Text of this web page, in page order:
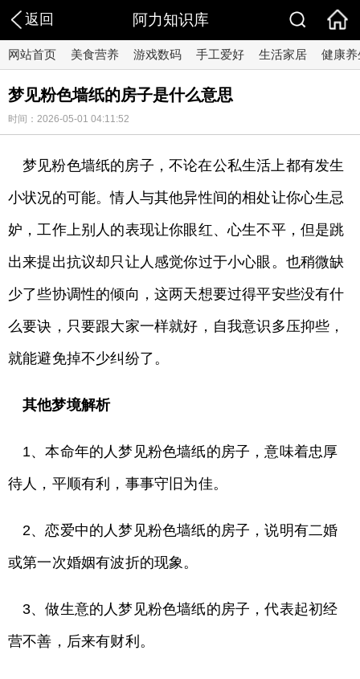
返回 阿力知识库
网站首页 美食营养 游戏数码 手工爱好 生活家居 健康养
梦见粉色墙纸的房子是什么意思
时间：2026-05-01 04:11:52
梦见粉色墙纸的房子，不论在公私生活上都有发生
小状况的可能。情人与其他异性间的相处让你心生忌
妒，工作上别人的表现让你眼红、心生不平，但是跳
出来提出抗议却只让人感觉你过于小心眼。也稍微缺
少了些协调性的倾向，这两天想要过得平安些没有什
么要诀，只要跟大家一样就好，自我意识多压抑些，
就能避免掉不少纠纷了。
其他梦境解析
1、本命年的人梦见粉色墙纸的房子，意味着忠厚
待人，平顺有利，事事守旧为佳。
2、恋爱中的人梦见粉色墙纸的房子，说明有二婚
或第一次婚姻有波折的现象。
3、做生意的人梦见粉色墙纸的房子，代表起初经
营不善，后来有财利。